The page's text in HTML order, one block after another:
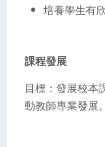
培養學生有
課程發展
目標：發展校本
動教師專業發展。